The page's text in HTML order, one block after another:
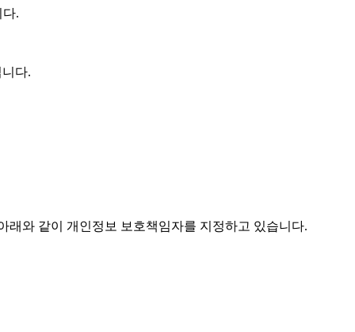
.
다.
래와 같이 개인정보 보호책임자를 지정하고 있습니다.